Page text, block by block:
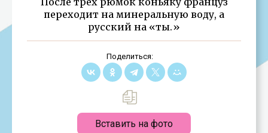
переходит на минеральную воду, а
русский на «ты.»
Поделиться:
Вставить на фото